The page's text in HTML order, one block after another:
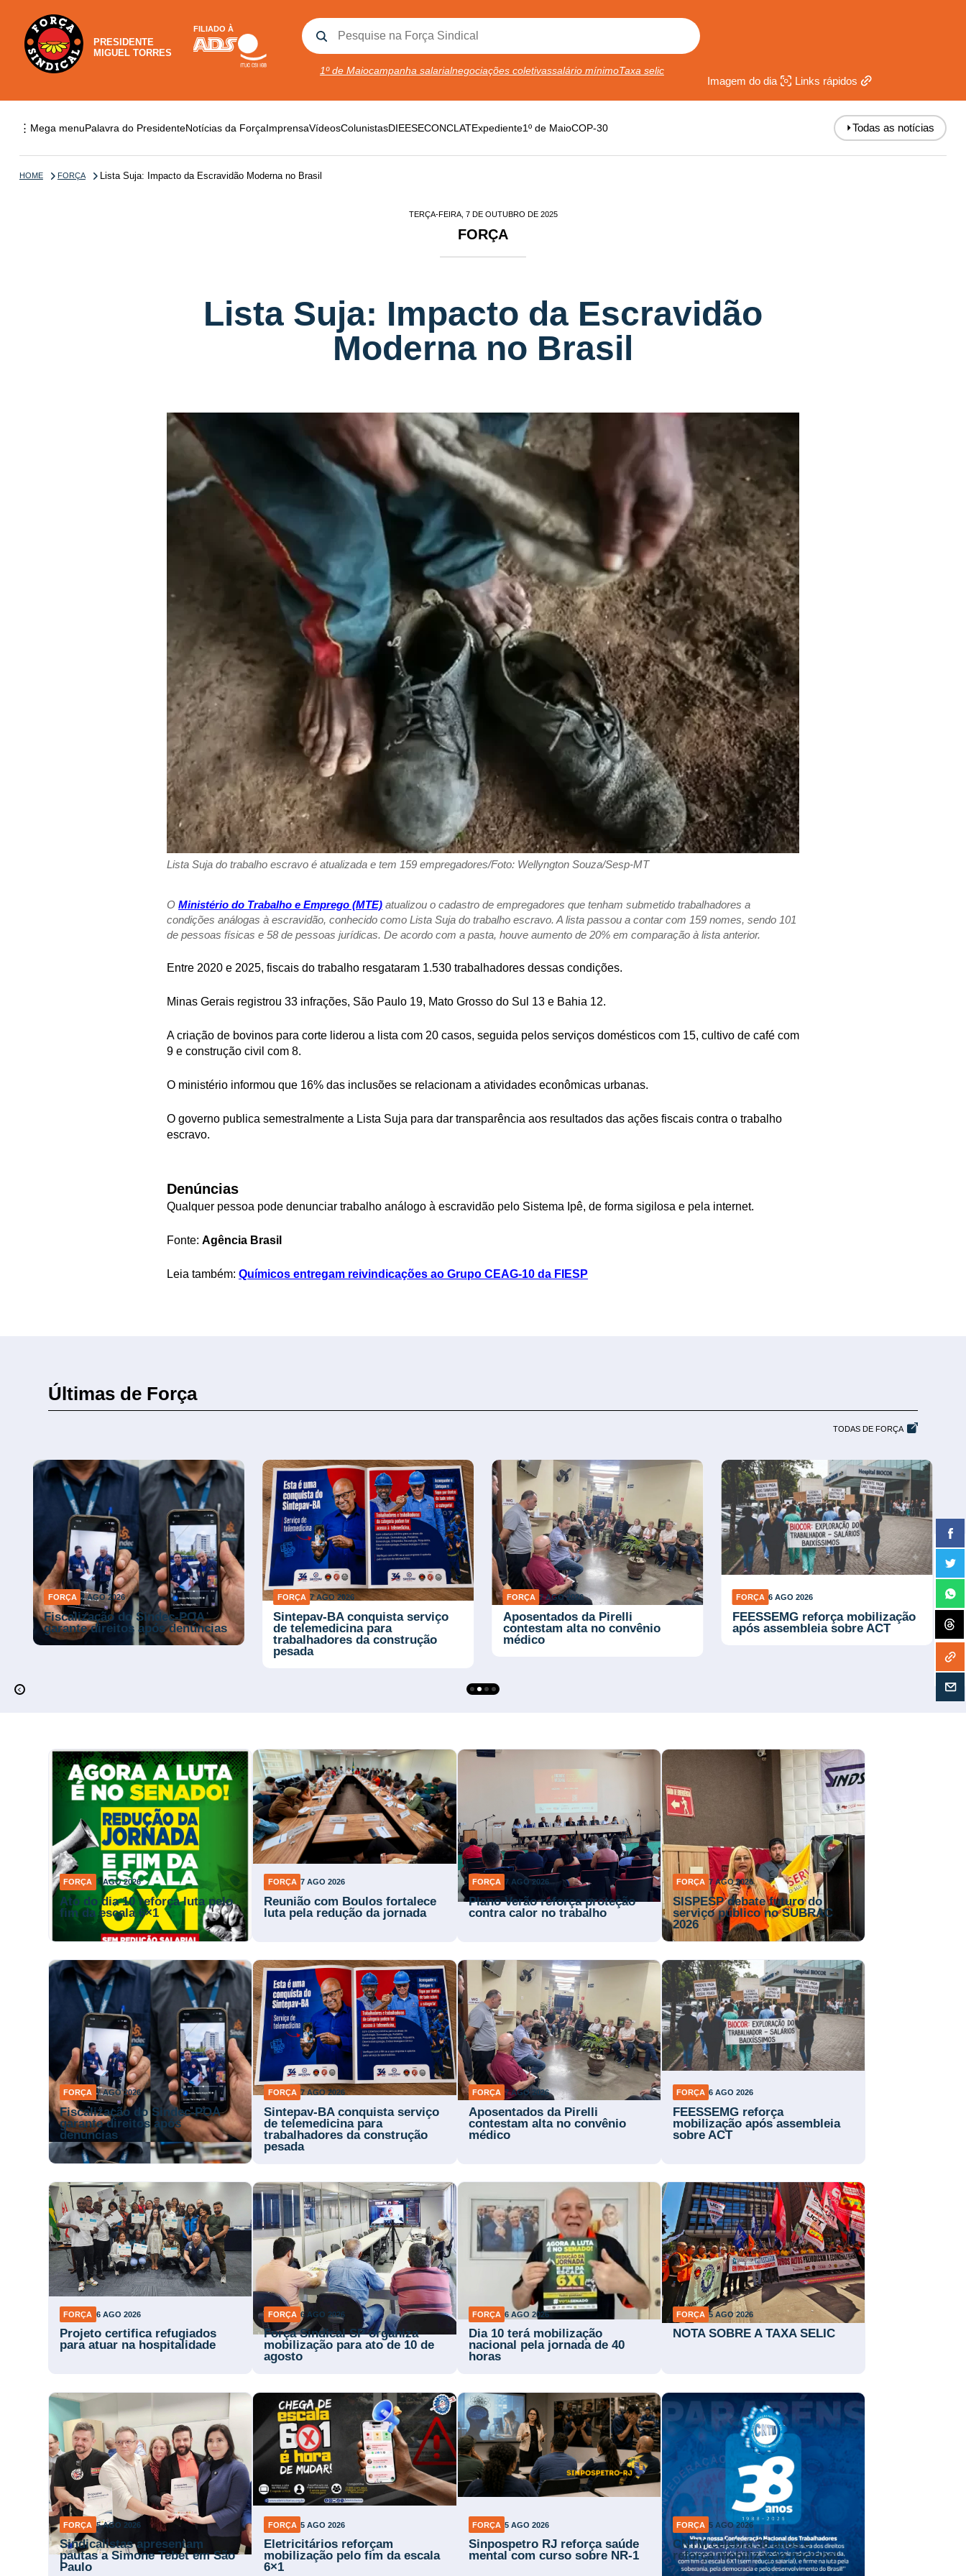
PRESIDENTE
MIGUEL TORRES
FILIADO À
1º de Maiocampanha salarialnegociações coletivassalário mínimoTaxa selic
Imagem do dia Links rápidos
⋮ Mega menuPalavra do PresidenteNotícias da ForçaImprensaVídeosColunistasDIEESECONCLATExpediente1º de MaioCOP-30 ⏵Todas as notícias
HOME FORÇA Lista Suja: Impacto da Escravidão Moderna no Brasil
TERÇA-FEIRA, 7 DE OUTUBRO DE 2025
FORÇA
Lista Suja: Impacto da Escravidão
Moderna no Brasil
Lista Suja do trabalho escravo é atualizada e tem 159 empregadores/Foto: Wellyngton Souza/Sesp-MT
O Ministério do Trabalho e Emprego (MTE) atualizou o cadastro de empregadores que tenham submetido trabalhadores a
condições análogas à escravidão, conhecido como Lista Suja do trabalho escravo. A lista passou a contar com 159 nomes, sendo 101
de pessoas físicas e 58 de pessoas jurídicas. De acordo com a pasta, houve aumento de 20% em comparação à lista anterior.
Entre 2020 e 2025, fiscais do trabalho resgataram 1.530 trabalhadores dessas condições.
Minas Gerais registrou 33 infrações, São Paulo 19, Mato Grosso do Sul 13 e Bahia 12.
A criação de bovinos para corte liderou a lista com 20 casos, seguida pelos serviços domésticos com 15, cultivo de café com
9 e construção civil com 8.
O ministério informou que 16% das inclusões se relacionam a atividades econômicas urbanas.
O governo publica semestralmente a Lista Suja para dar transparência aos resultados das ações fiscais contra o trabalho
escravo.
Denúncias
Qualquer pessoa pode denunciar trabalho análogo à escravidão pelo Sistema Ipê, de forma sigilosa e pela internet.
Fonte: Agência Brasil
Leia também: Químicos entregam reivindicações ao Grupo CEAG-10 da FIESP
Últimas de Força
TODAS DE FORÇA
FORÇA 7 AGO 2026
Fiscalização do Sindec-POA
garante direitos após denúncias
FORÇA 7 AGO 2026
Sintepav-BA conquista serviço
de telemedicina para
trabalhadores da construção
pesada
FORÇA 7 AGO 2026
Aposentados da Pirelli
contestam alta no convênio
médico
FORÇA 6 AGO 2026
FEESSEMG reforça mobilização
após assembleia sobre ACT
FORÇA 7 AGO 2026
Ato do dia 10 reforça luta pelo
fim da escala 6×1
FORÇA 7 AGO 2026
Reunião com Boulos fortalece
luta pela redução da jornada
FORÇA 7 AGO 2026
Plano Verão reforça proteção
contra calor no trabalho
FORÇA 7 AGO 2026
SISPESP debate futuro do
serviço público no SUBRAC
2026
FORÇA 7 AGO 2026
Fiscalização do Sindec-POA
garante direitos após
denúncias
FORÇA 7 AGO 2026
Sintepav-BA conquista serviço
de telemedicina para
trabalhadores da construção
pesada
FORÇA 7 AGO 2026
Aposentados da Pirelli
contestam alta no convênio
médico
FORÇA 6 AGO 2026
FEESSEMG reforça
mobilização após assembleia
sobre ACT
FORÇA 6 AGO 2026
Projeto certifica refugiados
para atuar na hospitalidade
FORÇA 6 AGO 2026
Força Sindical SP organiza
mobilização para ato de 10 de
agosto
FORÇA 6 AGO 2026
Dia 10 terá mobilização
nacional pela jornada de 40
horas
FORÇA 5 AGO 2026
NOTA SOBRE A TAXA SELIC
FORÇA 5 AGO 2026
Sindicalistas apresentam
pautas a Simone Tebet em São
Paulo
FORÇA 5 AGO 2026
Eletricitários reforçam
mobilização pelo fim da escala
6×1
FORÇA 5 AGO 2026
Sinpospetro RJ reforça saúde
mental com curso sobre NR-1
FORÇA 5 AGO 2026
CNTM celebra 38 anos e
reforça mobilização nacional